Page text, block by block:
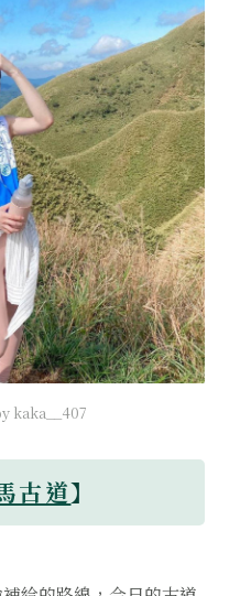
kaka__407
古道】